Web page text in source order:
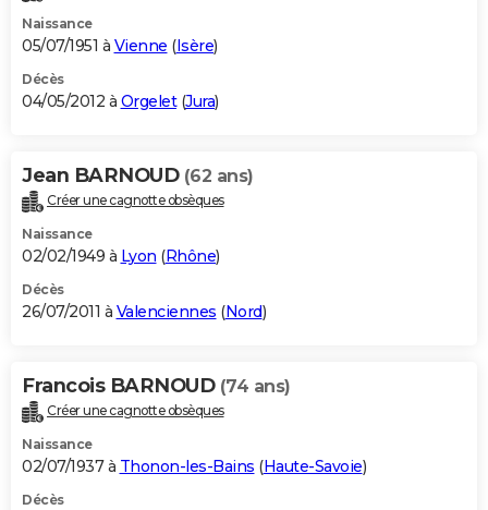
Naissance
05/07/1951 à Vienne (Isère)
Décès
04/05/2012 à Orgelet(Jura)
Jean BARNOUD (62 ans)
Créer une cagnotte obsèques
Naissance
02/02/1949 à Lyon (Rhône)
Décès
26/07/2011 à Valenciennes (Nord)
Francois BARNOUD (74 ans)
Créer une cagnotte obsèques
Naissance
02/07/1937 à Thonon-les-Bains (Haute-Savoie)
Décès